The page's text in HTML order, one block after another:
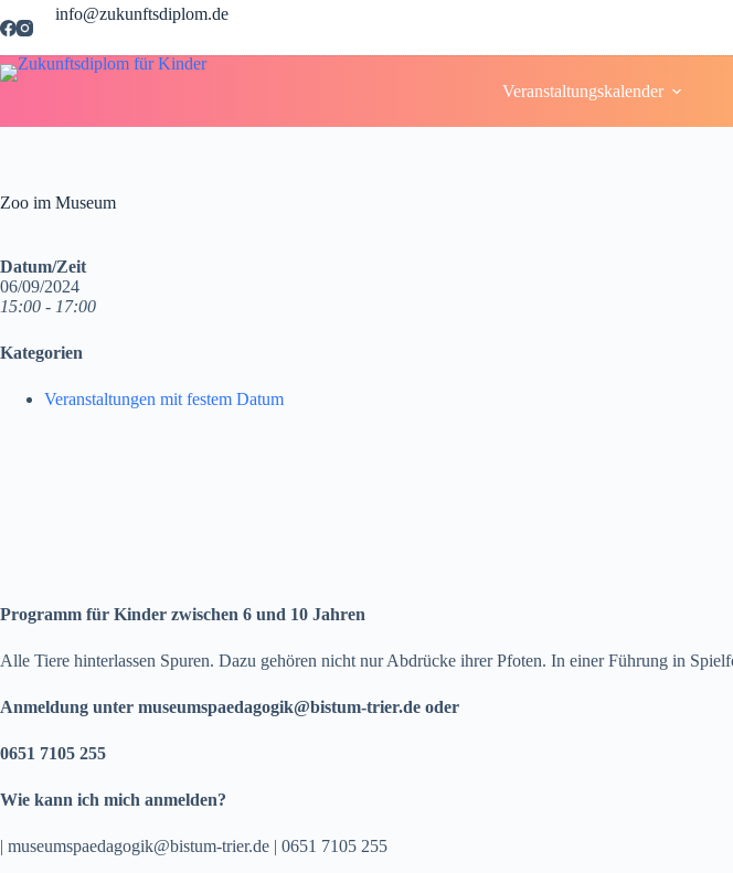
Inhalt
info@zukunftsdiplom.de
Veranstaltungskalender
Zoo im Museum
Datum/Zeit
06/09/2024
15:00 - 17:00
Kategorien
Veranstaltungen mit festem Datum
Programm für Kinder zwischen 6 und 10 Jahren
Alle Tiere hinterlassen Spuren. Dazu gehören nicht nur Abdrücke ihrer Pfoten. In einer Führung in
Anmeldung unter museumspaedagogik@bistum-trier.de oder
0651 7105 255
Wie kann ich mich anmelden?
| museumspaedagogik@bistum-trier.de | 0651 7105 255